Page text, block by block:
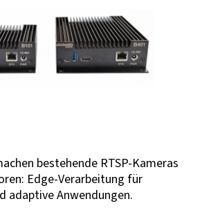
bestehende RTSP-Kameras
Edge-Verarbeitung für
adaptive Anwendungen.